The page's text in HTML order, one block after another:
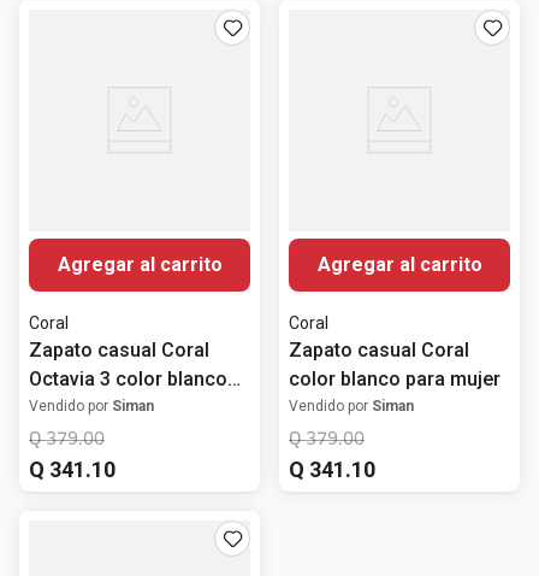
Agregar al carrito
Coral
Zapato casual Coral
Octavia 3 color blanco
(glitter) para mujer
Vendido por Siman
Q 379.00
Q 341.10
Agregar al carrito
Coral
Zapato casual Coral
color blanco para mujer
Vendido por Siman
Q 379.00
Q 341.10